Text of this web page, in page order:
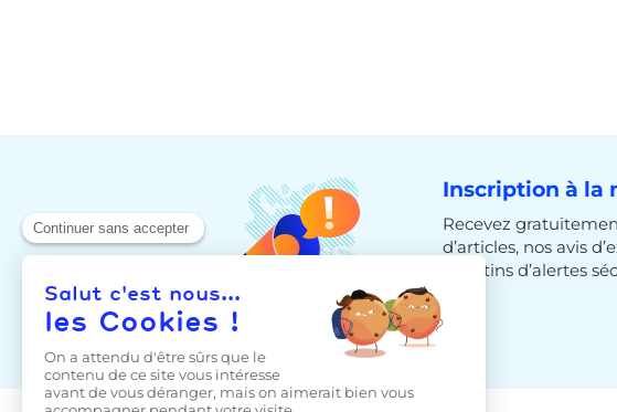
Inscription à la
Recevez
d’articles, nos avis
bulletins d’alertes